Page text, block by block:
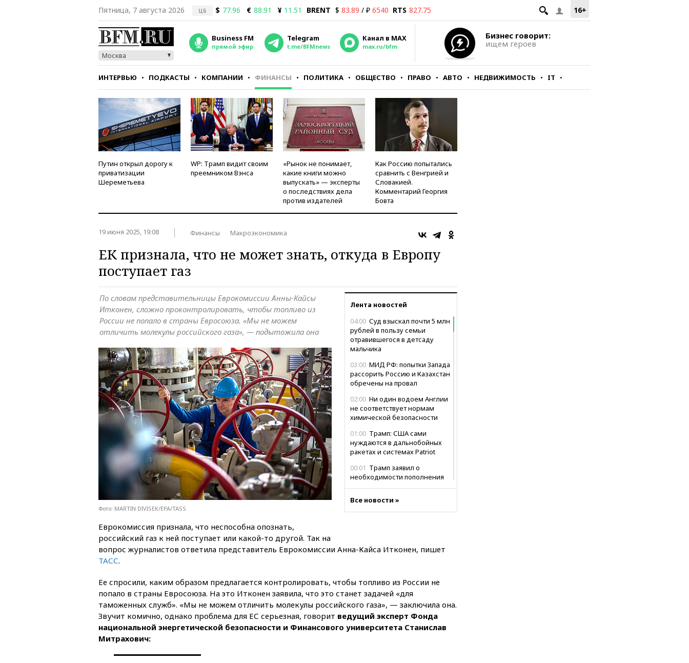
16+
Пятница, 7 августа 2026 ЦБ $ 77.96 € 88.91 ¥ 11.51 BRENT $ 83.89 / ₽ 6540 RTS 827.75
Москва
Business FM
прямой эфир
Telegram
t.me/BFMnews
Канал в MAX
max.ru/bfm
Бизнес говорит:
ищем героев
ИНТЕРВЬЮ ПОДКАСТЫ КОМПАНИИ ФИНАНСЫ ПОЛИТИКА ОБЩЕСТВО ПРАВО АВТО НЕДВИЖИМОСТЬ IT
СТИЛЬ ТЕСТЫ
Путин открыл дорогу к
приватизации
Шереметьева
WP: Трамп видит своим
преемником Вэнса
«Рынок не понимает,
какие книги можно
выпускать» — эксперты
о последствиях дела
против издателей
Как Россию попытались
сравнить с Венгрией и
Словакией.
Комментарий Георгия
Бовта
19 июня 2025, 19:08 Финансы Макроэкономика
ЕК признала, что не может знать, откуда в Европу
поступает газ
Лента новостей
04:00 Суд взыскал почти 5 млн
рублей в пользу семьи
отравившегося в детсаду
мальчика
03:00 МИД РФ: попытки Запада
рассорить Россию и Казахстан
обречены на провал
02:00 Ни один водоем Англии
не соответствует нормам
химической безопасности
01:00 Трамп: США сами
нуждаются в дальнобойных
ракетах и системах Patriot
00:01 Трамп заявил о
необходимости пополнения
вчера, 23:28Слуцкий призвал
признать «Яблоко»
ребенок и женщина погибли
при падении деревьев во
вчера, 22:55 В Москве в
пятницу ожидаются ливни
вчера, 22:35 Винисиус
продлил контракт с «Реалом»
до 2032 года
Все новости »
По словам представительницы Еврокомиссии Анны-Кайсы
Итконен, сложно проконтролировать, чтобы топливо из
России не попало в страны Евросоюза. «Мы не можем
отличить молекулы российского газа», — подытожила она
Фото: MARTIN DIVISEK/EPA/TASS
Еврокомиссия признала, что неспособна опознать,
российский газ к ней поступает или какой-то другой. Так на
вопрос журналистов ответила представитель Еврокомиссии Анна-Кайса Итконен, пишет
ТАСС.
Ее спросили, каким образом предлагается контролировать, чтобы топливо из России не
попало в страны Евросоюза. На это Итконен заявила, что это станет задачей «для
таможенных служб». «Мы не можем отличить молекулы российского газа», — заключила она.
Звучит комично, однако проблема для ЕС серьезная, говорит ведущий эксперт Фонда
национальной энергетической безопасности и Финансового университета Станислав
Митрахович: